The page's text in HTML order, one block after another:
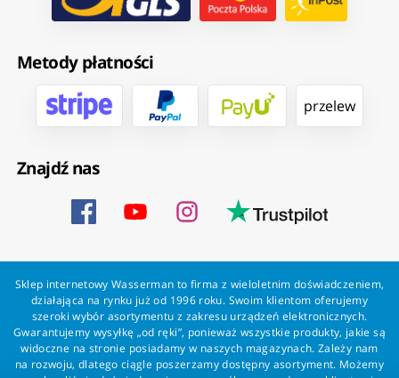
Metody płatności
przelew
Znajdź nas
Sklep internetowy Wasserman to firma z wieloletnim doświadczeniem,
działająca na rynku już od 1996 roku. Swoim klientom oferujemy
szeroki wybór asortymentu z zakresu urządzeń elektronicznych.
Gwarantujemy wysyłkę „od ręki”, ponieważ wszystkie produkty, jakie są
widoczne na stronie posiadamy w naszych magazynach. Zależy nam
na rozwoju, dlatego ciągle poszerzamy dostępny asortyment. Możemy